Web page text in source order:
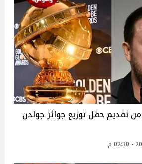
تقديم حفل توزيع جوائز جولدن